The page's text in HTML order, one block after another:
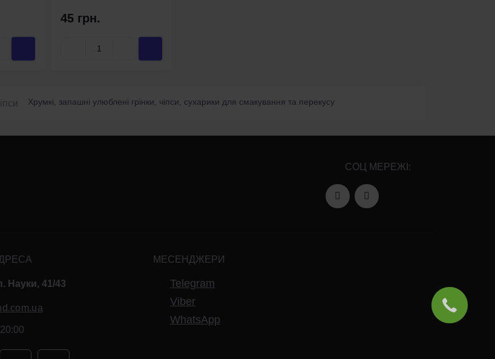
45 грн.
Хрумкі, запашні улюблені грінки, чіпси, сухарики для смакування та перекусу
СОЦ МЕРЕЖІ:
Науки, 41/43
МЕСЕНДЖЕРИ
Telegram
Viber
WhatsApp